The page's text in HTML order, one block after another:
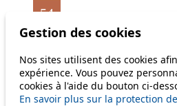
54
56
58
64
Gestion des cookies
Nos sites utilisent des cookies
expérience. Vous pouvez
cookies à l'aide du bouton ci-
En savoir plus sur la protection